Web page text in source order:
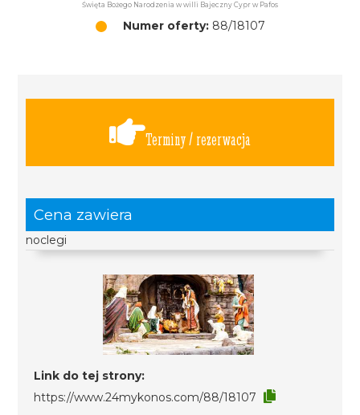
Święta Bożego Narodzenia w willi Bajeczny Cypr w Pafos
Numer oferty:88/18107
Terminy / rezerwacja
Cena zawiera
noclegi
Link do tej strony:
https://www.24mykonos.com/88/18107